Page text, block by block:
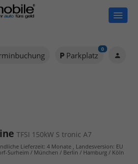
Parkplatz
0
TFSI 150kW S tronic A7
Lieferzeit: 4 Monate , Landesversion: EU
Surheim / München / Berlin / Hamburg / Köln